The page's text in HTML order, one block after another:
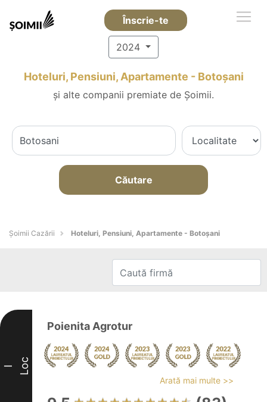
Înscrie-te
2024
Hoteluri, Pensiuni, Apartamente - Botoşani
și alte companii premiate de Șoimii.
Căutare
Șoimii Cazării Hoteluri, Pensiuni, Apartamente - Botoşani
I Loc
Poienita Agrotur
Arată mai multe >>